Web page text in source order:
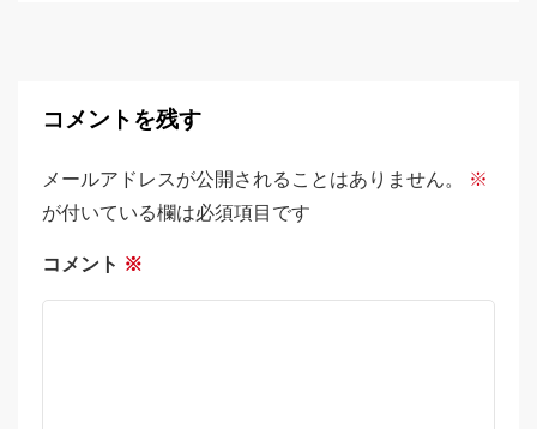
コメントを残す
メールアドレスが公開されることはありません。
※
が付いている欄は必須項目です
コメント ※